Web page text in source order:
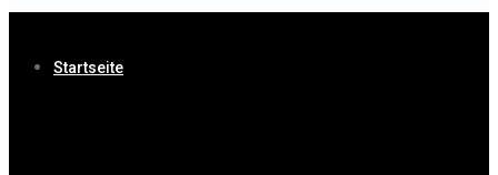
Startseite